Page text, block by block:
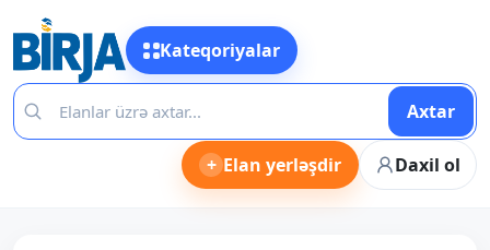
Kateqoriyalar
Axtar
+ Elan yerləşdir Daxil ol